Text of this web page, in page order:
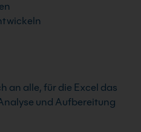
an alle, für die Excel das
und Aufbereitung